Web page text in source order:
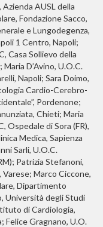
AUSL della
Fondazione Sacco,
e Lungodegenza,
1 Centro, Napoli;
Casa Sollievo della
D’Avino, U.O.C.
Napoli; Sara Doimo,
Cardio-Cerebro-
Pordenone;
Chieti; Maria
Ospedale di Sora (FR),
Medica, Sapienza
Sarli, U.O.C.
Patrizia Stefanoni,
Marco Ciccone,
Dipartimento
Università degli Studi
di Cardiologia,
Felice Gragnano, U.O.